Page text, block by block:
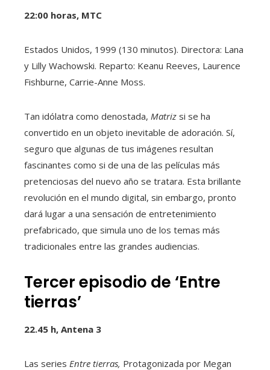
22:00 horas, MTC
Estados Unidos, 1999 (130 minutos). Directora: Lana
y Lilly Wachowski. Reparto: Keanu Reeves, Laurence
Fishburne, Carrie-Anne Moss.
Tan idólatra como denostada, Matriz si se ha
convertido en un objeto inevitable de adoración. Sí,
seguro que algunas de tus imágenes resultan
fascinantes como si de una de las películas más
pretenciosas del nuevo año se tratara. Esta brillante
revolución en el mundo digital, sin embargo, pronto
dará lugar a una sensación de entretenimiento
prefabricado, que simula uno de los temas más
tradicionales entre las grandes audiencias.
Tercer episodio de ‘Entre
tierras’
22.45 h, Antena 3
Las series Entre tierras, Protagonizada por Megan